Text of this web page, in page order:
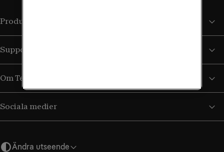
Produkter och tjänster
Support
Om Tele2
Sociala medier
Ändra utseende